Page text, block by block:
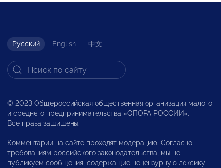
Русский English 中文
© 2023 Общероссийская общественная организация малого
и среднего предпринимательства «ОПОРА РОССИИ».
Все права защищены.
Комментарии на сайте проходят модерацию. Согласно
требованиям российского законодательства, мы не
публикуем сообщения, содержащие нецензурную лексику